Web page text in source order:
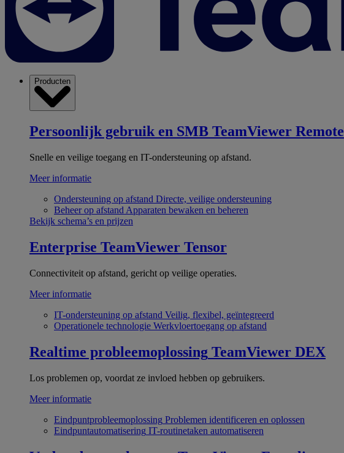
Producten
Persoonlijk gebruik en SMB TeamViewer Remote
Snelle en veilige toegang en IT-ondersteuning op afstand.
Meer informatie
Ondersteuning op afstand Directe, veilige ondersteuning
Beheer op afstand Apparaten bewaken en beheren
Bekijk schema’s en prijzen
Enterprise TeamViewer Tensor
Connectiviteit op afstand, gericht op veilige operaties.
Meer informatie
IT-ondersteuning op afstand Veilig, flexibel, geïntegreerd
Operationele technologie Werkvloertoegang op afstand
Realtime probleemoplossing TeamViewer DEX
Los problemen op, voordat ze invloed hebben op gebruikers.
Meer informatie
Eindpuntprobleemoplossing Problemen identificeren en oplossen
Eindpuntautomatisering IT-routinetaken automatiseren